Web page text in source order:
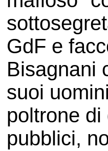
GdF e
Bisagnani
suoi
poltrone
pubblici,